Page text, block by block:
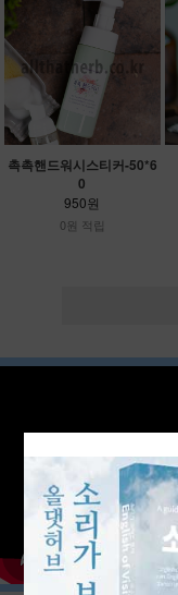
촉촉핸드워시스티커-50*6
0
950원
0원 적립